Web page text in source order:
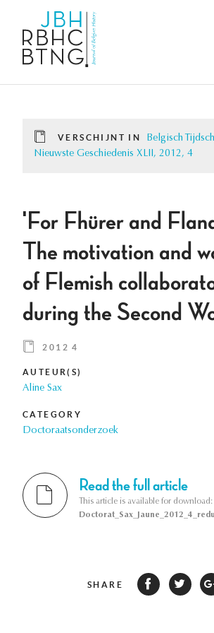
VERSCHIJNT IN
Belgisch
Nieuwste Geschiedenis XLII, 2012, 4
'For Fhürer and
The motivation and
of Flemish
during the Second
2012 4
AUTEUR(S)
Aline Sax
CATEGORY
Doctoraatsonderzoek
Read the full article
This article is available for download:
SHARE